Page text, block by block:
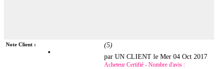
Note Client : (5)
par UN CLIENT leMer 04 Oct 2017
Acheteur Certifié - Nombre d'avis :